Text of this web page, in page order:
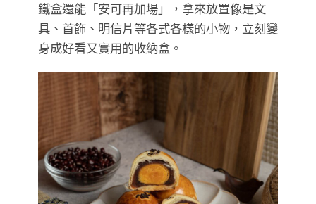
鐵盒還能「安可再加場」，拿來放置像是文
具、首飾、明信片等各式各樣的小物，立刻變
身成好看又實用的收納盒。